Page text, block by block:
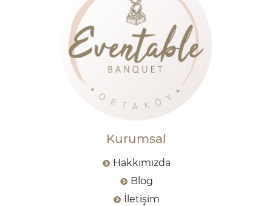
Kurumsal
Hakkımızda
Blog
İletişim